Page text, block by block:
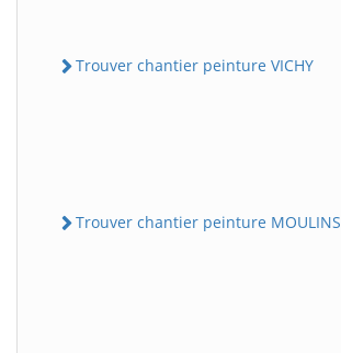
Trouver chantier peinture VICHY
Trouver chantier peinture MOULINS